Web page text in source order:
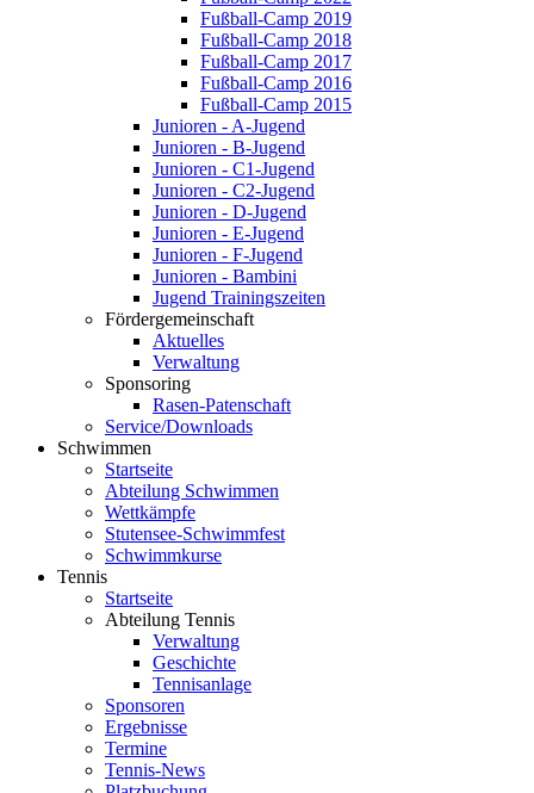
Fußball-Camp 2019
Fußball-Camp 2018
Fußball-Camp 2017
Fußball-Camp 2016
Fußball-Camp 2015
Junioren - A-Jugend
Junioren - B-Jugend
Junioren - C1-Jugend
Junioren - C2-Jugend
Junioren - D-Jugend
Junioren - E-Jugend
Junioren - F-Jugend
Junioren - Bambini
Jugend Trainingszeiten
Fördergemeinschaft
Aktuelles
Verwaltung
Sponsoring
Rasen-Patenschaft
Service/Downloads
Schwimmen
Startseite
Abteilung Schwimmen
Wettkämpfe
Stutensee-Schwimmfest
Schwimmkurse
Tennis
Startseite
Abteilung Tennis
Verwaltung
Geschichte
Tennisanlage
Sponsoren
Ergebnisse
Termine
Tennis-News